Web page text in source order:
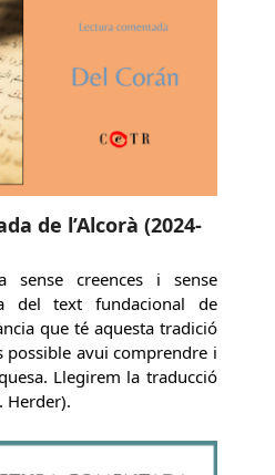
de l’Alcorà (2024-
sense creences i sense
del text fundacional de
que té aquesta tradició
possible avui comprendre i
Llegirem la traducció
Herder).